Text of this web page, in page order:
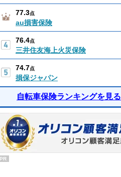
77.3点
au損害保険
76.4点
三井住友海上火災保険
74.7点
損保ジャパン
自転車保険ランキングを見る
PR